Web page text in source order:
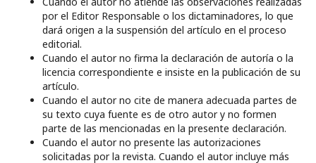
por el Editor Responsable o los dictaminadores, lo que
dará origen a la suspensión del artículo en el proceso
editorial.
Cuando el autor no firma la declaración de autoría o la
licencia correspondiente e insiste en la publicación de su
artículo.
Cuando el autor no cite de manera adecuada partes de
su texto cuya fuente es de otro autor y no formen
parte de las mencionadas en la presente declaración.
Cuando el autor no presente las autorizaciones
solicitadas por la revista. Cuando el autor incluye más